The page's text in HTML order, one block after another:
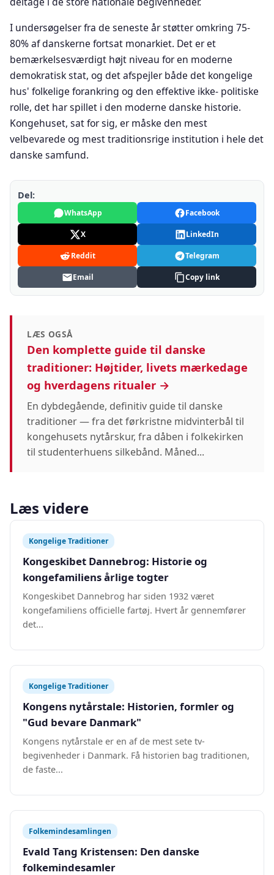
I undersøgelser fra de seneste år støtter omkring 75-
80% af danskerne fortsat monarkiet. Det er et
bemærkelsesværdigt højt niveau for en moderne
demokratisk stat, og det afspejler både det kongelige
hus' folkelige forankring og den effektive ikke- politiske
rolle, det har spillet i den moderne danske historie.
Kongehuset, sat for sig, er måske den mest
velbevarede og mest traditionsrige institution i hele det
danske samfund.
Del:
WhatsApp Facebook
X LinkedIn
Reddit Telegram
Email Copy link
LÆS OGSÅ
Den komplette guide til danske
traditioner: Højtider, livets mærkedage
og hverdagens ritualer →
En dybdegående, definitiv guide til danske
traditioner — fra det førkristne midvinterbål til
kongehusets nytårskur, fra dåben i folkekirken
til studenterhuens silkebånd. Måned...
Læs videre
Kongelige Traditioner
Kongeskibet Dannebrog: Historie og
kongefamiliens årlige togter
Kongeskibet Dannebrog har siden 1932 været
kongefamiliens officielle fartøj. Hvert år gennemfører
det...
Kongelige Traditioner
Kongens nytårstale: Historien, formler og
"Gud bevare Danmark"
Kongens nytårstale er en af de mest sete tv-
begivenheder i Danmark. Få historien bag traditionen,
de faste...
Folkemindesamlingen
Evald Tang Kristensen: Den danske
folkemindesamler